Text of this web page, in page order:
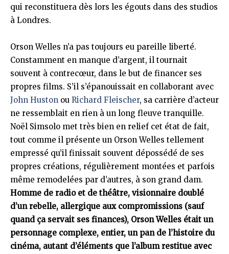
qui reconstituera dès lors les égouts dans des studios
à Londres.
Orson Welles n’a pas toujours eu pareille liberté.
Constamment en manque d’argent, il tournait
souvent à contrecœur, dans le but de financer ses
propres films. S’il s’épanouissait en collaborant avec
John Huston ou Richard Fleischer, sa carrière d’acteur
ne ressemblait en rien à un long fleuve tranquille.
Noël Simsolo met très bien en relief cet état de fait,
tout comme il présente un Orson Welles tellement
empressé qu’il finissait souvent dépossédé de ses
propres créations, régulièrement montées et parfois
même remodelées par d’autres, à son grand dam.
Homme de radio et de théâtre, visionnaire doublé
d’un rebelle, allergique aux compromissions (sauf
quand ça servait ses finances), Orson Welles était un
personnage complexe, entier, un pan de l’histoire du
cinéma, autant d’éléments que l’album restitue avec